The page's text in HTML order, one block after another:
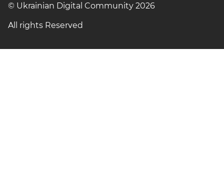
© Ukrainian Digital Community 2026
All rights Reserved